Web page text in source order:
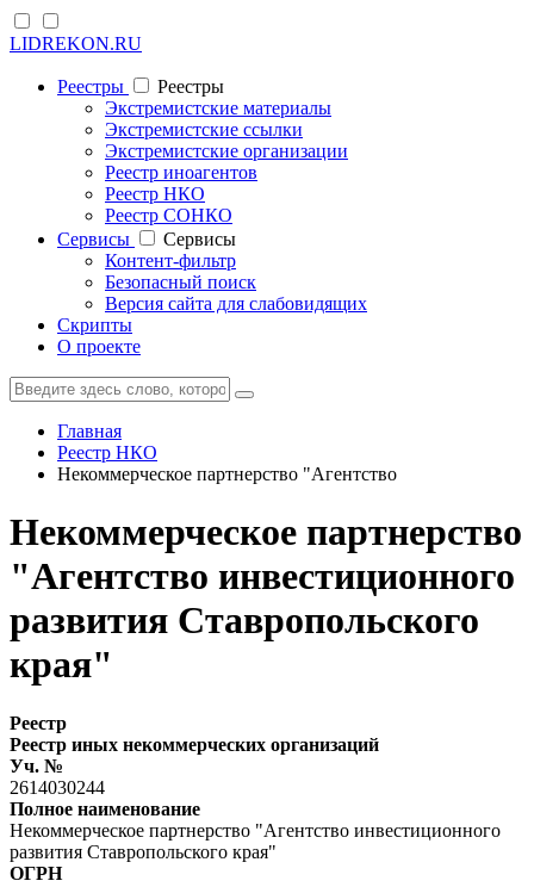
LIDREKON.RU
Реестры
Реестры
Экстремистские материалы
Экстремистские ссылки
Экстремистские организации
Реестр иноагентов
Реестр НКО
Реестр СОНКО
Cервисы
Cервисы
Контент-фильтр
Безопасный поиск
Версия сайта для слабовидящих
Скрипты
О проекте
Главная
Реестр НКО
Некоммерческое партнерство "Агентство
Некоммерческое партнерство
"Агентство инвестиционного
развития Ставропольского
края"
Реестр
Реестр иных некоммерческих организаций
Уч. №
2614030244
Полное наименование
Некоммерческое партнерство "Агентство инвестиционного
развития Ставропольского края"
ОГРН